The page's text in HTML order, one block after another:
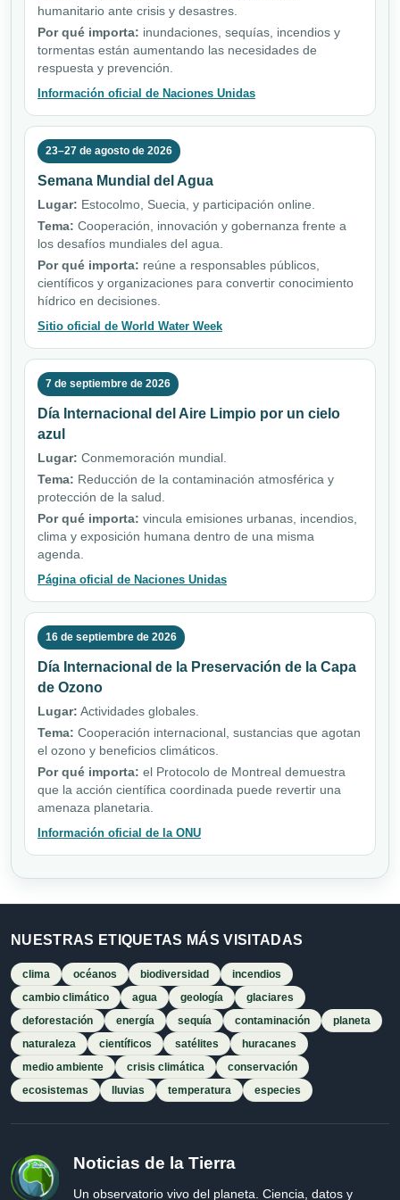
humanitario ante crisis y desastres.
Por qué importa: inundaciones, sequías, incendios y
tormentas están aumentando las necesidades de
respuesta y prevención.
Información oficial de Naciones Unidas
23–27 de agosto de 2026
Semana Mundial del Agua
Lugar: Estocolmo, Suecia, y participación online.
Tema: Cooperación, innovación y gobernanza frente a
los desafíos mundiales del agua.
Por qué importa: reúne a responsables públicos,
científicos y organizaciones para convertir conocimiento
hídrico en decisiones.
Sitio oficial de World Water Week
7 de septiembre de 2026
Día Internacional del Aire Limpio por un cielo
azul
Lugar: Conmemoración mundial.
Tema: Reducción de la contaminación atmosférica y
protección de la salud.
Por qué importa: vincula emisiones urbanas, incendios,
clima y exposición humana dentro de una misma
agenda.
Página oficial de Naciones Unidas
16 de septiembre de 2026
Día Internacional de la Preservación de la Capa
de Ozono
Lugar: Actividades globales.
Tema: Cooperación internacional, sustancias que agotan
el ozono y beneficios climáticos.
Por qué importa: el Protocolo de Montreal demuestra
que la acción científica coordinada puede revertir una
amenaza planetaria.
Información oficial de la ONU
NUESTRAS ETIQUETAS MÁS VISITADAS
clima océanos biodiversidad
incendios
cambio climático
agua geología
glaciares
deforestación
energía sequía contaminación
planeta
naturaleza
científicos satélites
huracanes
medio ambiente
crisis climática
conservación
ecosistemas
lluvias temperatura especies
Noticias de la Tierra
Un observatorio vivo del planeta. Ciencia, datos y